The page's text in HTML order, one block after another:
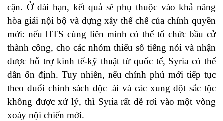
cận. Ở dài hạn, kết quả sẽ phụ thuộc vào khả năng
hòa giải nội bộ và dựng xây thể chế của chính quyền
mới: nếu HTS cùng liên minh có thể tổ chức bầu cử
thành công, cho các nhóm thiểu số tiếng nói và nhận
được hỗ trợ kinh tế-kỹ thuật từ quốc tế, Syria có thể
dần ổn định. Tuy nhiên, nếu chính phủ mới tiếp tục
theo đuổi chính sách độc tài và các xung đột sắc tộc
không được xử lý, thì Syria rất dễ rơi vào một vòng
xoáy nội chiến mới.